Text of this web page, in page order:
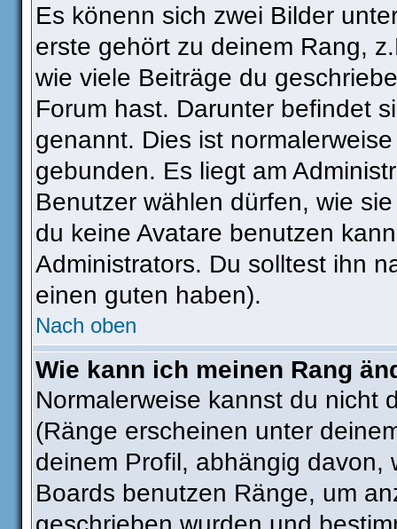
Es könenn sich zwei Bilder
erste gehört zu deinem Rang,
wie viele Beiträge du
Forum hast. Darunter befindet
genannt. Dies ist
gebunden. Es liegt am
Benutzer wählen dürfen, wie
du keine Avatare benutzen
Administrators. Du solltest ihn
einen guten haben).
Nach oben
Wie kann ich meinen Rang
Normalerweise kannst du nicht
(Ränge erscheinen unter
deinem Profil, abhängig
Boards benutzen Ränge, um